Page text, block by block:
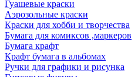
Гуашевые краски
Аэрозольные краски
Краски для хобби и творчества
Бумага для комиксов ,маркеров
Бумага крафт
Крафт бумага в альбомах
Ручки для графики и рисунка